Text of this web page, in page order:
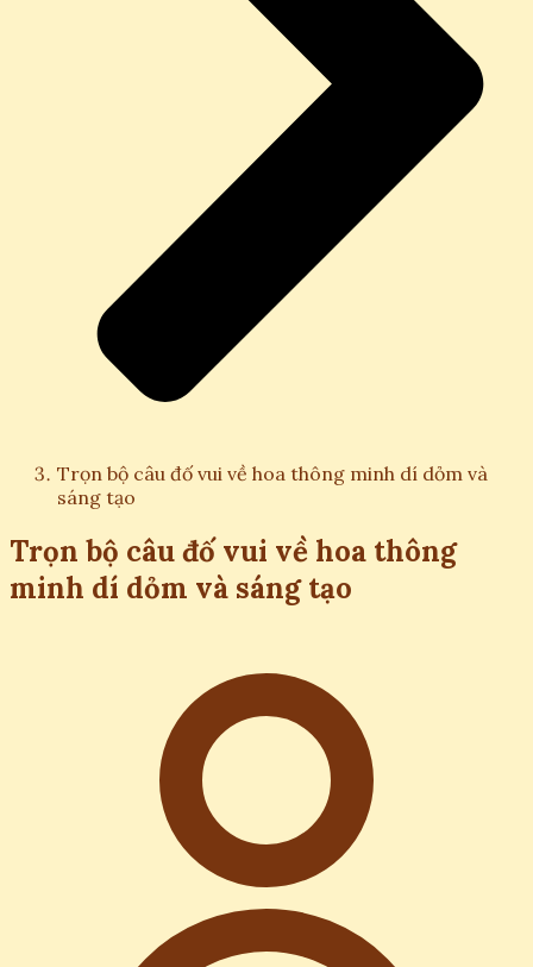
Trọn bộ câu đố vui về hoa thông minh dí dỏm và
sáng tạo
Trọn bộ câu đố vui về hoa thông
minh dí dỏm và sáng tạo